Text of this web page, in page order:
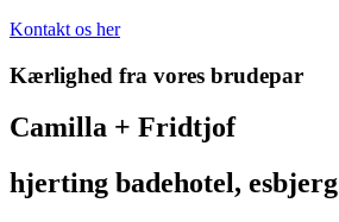
Kontakt os her
Kærlighed fra vores brudepar
Camilla + Fridtjof
hjerting badehotel, esbjerg